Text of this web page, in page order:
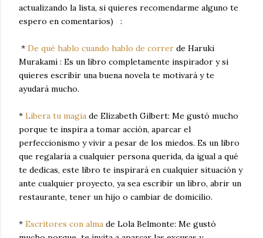
actualizando la lista, si quieres recomendarme alguno te
espero en comentarios) :
* De qué hablo cuando hablo de correr de Haruki
Murakami : Es un libro completamente inspirador y si
quieres escribir una buena novela te motivará y te
ayudará mucho.
* Libera tu magia de Elizabeth Gilbert: Me gustó mucho
porque te inspira a tomar acción, aparcar el
perfeccionismo y vivir a pesar de los miedos. Es un libro
que regalaría a cualquier persona querida, da igual a qué
te dedicas, este libro te inspirará en cualquier situación y
ante cualquier proyecto, ya sea escribir un libro, abrir un
restaurante, tener un hijo o cambiar de domicilio.
* Escritores con alma de Lola Belmonte: Me gustó